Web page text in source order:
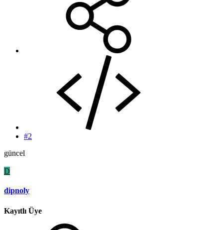
#2
güncel
D
dipnoly
Kayıtlı Üye